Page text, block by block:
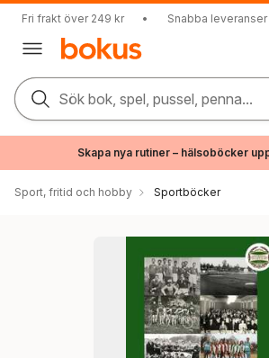
Fri frakt över 249 kr • Snabba leveranser
Sök bok, spel, pussel, penna...
Skapa nya rutiner – hälsoböcker
Sport, fritid och hobby Sportböcker